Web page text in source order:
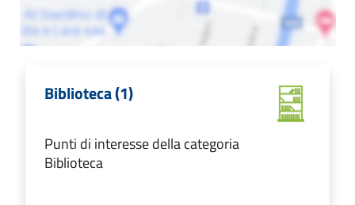
Biblioteca (1)
Punti di interesse della categoria
Biblioteca